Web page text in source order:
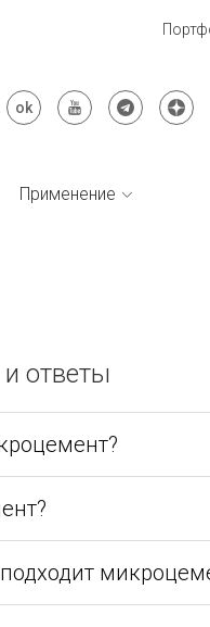
Применение
ответы